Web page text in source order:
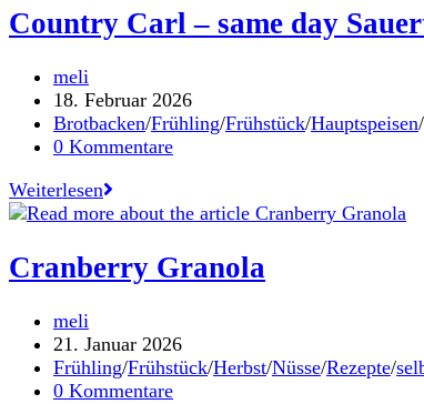
Country Carl – same day
Beitrags-
Autor:
meli
Beitrag
veröffentlicht:
18. Februar 2026
Beitrags-
Kategorie:
Brotbacken/Frühling/Frühstück/Hauptspeisen/
Beitrags-
0 Kommentare
WeiterlesenCountry
Carl
same
day
Cranberry Granola
Beitrags-
Autor:
meli
Beitrag
veröffentlicht:
21. Januar 2026
Beitrags-
Kategorie:
Frühling/Frühstück/Herbst/Nüsse/Rezepte/
Beitrags-
0 Kommentare